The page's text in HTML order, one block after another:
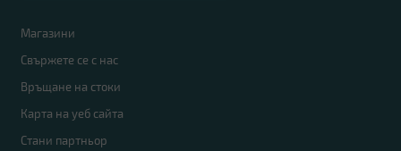
Магазини
Свържете се с нас
Връщане на стоки
Карта на уеб сайта
Стани партньор